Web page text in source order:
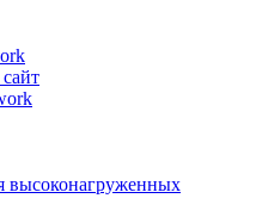
высоконагруженных